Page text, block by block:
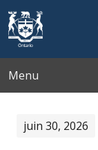
Passer au contenu
Menu
juin 30, 2026